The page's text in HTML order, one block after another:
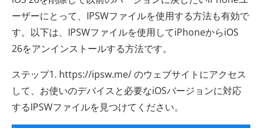
ーザーにとって、IPSWファイルを使用する方法も有効で
す。以下は、IPSWファイルを使用してiPhoneからiOS
26をアンインストールする方法です。
ステップ1. https://ipsw.me/ のウェブサイトにアクセス
して、お使いのデバイスと必要なiOSバージョンに対応
するIPSWファイルを見つけてください。